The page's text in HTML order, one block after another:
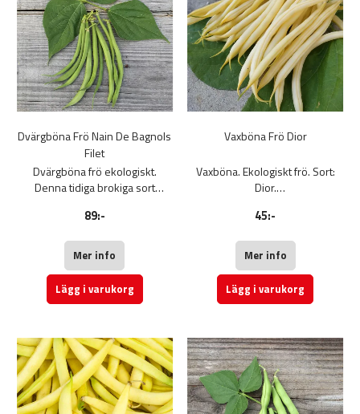
Dvärgböna Frö Nain De Bagnols
Filet
Dvärgböna frö ekologiskt.
Denna tidiga brokiga sort
raka baljor. Bra resistens mot
89:-
Mer info
Lägg i varukorg
Vaxböna Frö Dior
Vaxböna. Ekologiskt frö. Sort:
Dior.
större delen av baljorna sitter
dem lättplockade. Skörda efter
hand flera gånger i veckan.
Räcker till 25-30 plantor.
Nelson Garden frö
45:-
Mer info
Lägg i varukorg